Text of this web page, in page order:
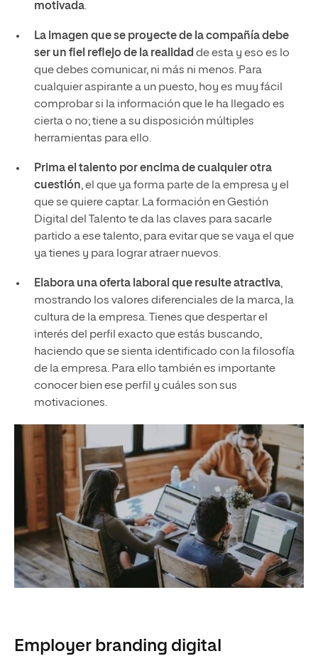
motivada.
La imagen que se proyecte de la compañía debe
ser un fiel reflejo de la realidad de esta y eso es lo
que debes comunicar, ni más ni menos. Para
cualquier aspirante a un puesto, hoy es muy fácil
comprobar si la información que le ha llegado es
cierta o no; tiene a su disposición múltiples
herramientas para ello.
Prima el talento por encima de cualquier otra
cuestión, el que ya forma parte de la empresa y el
que se quiere captar. La formación en Gestión
Digital del Talento te da las claves para sacarle
partido a ese talento, para evitar que se vaya el que
ya tienes y para lograr atraer nuevos.
Elabora una oferta laboral que resulte atractiva,
mostrando los valores diferenciales de la marca, la
cultura de la empresa. Tienes que despertar el
interés del perfil exacto que estás buscando,
haciendo que se sienta identificado con la filosofía
de la empresa. Para ello también es importante
conocer bien ese perfil y cuáles son sus
motivaciones.
Employer branding digital